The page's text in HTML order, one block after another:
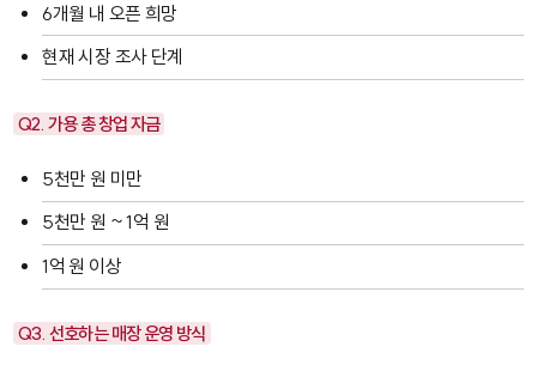
6개월 내 오픈 희망
현재 시장 조사 단계
Q2. 가용 총 창업 자금
5천만 원 미만
5천만 원 ~ 1억 원
1억 원 이상
Q3. 선호하는 매장 운영 방식